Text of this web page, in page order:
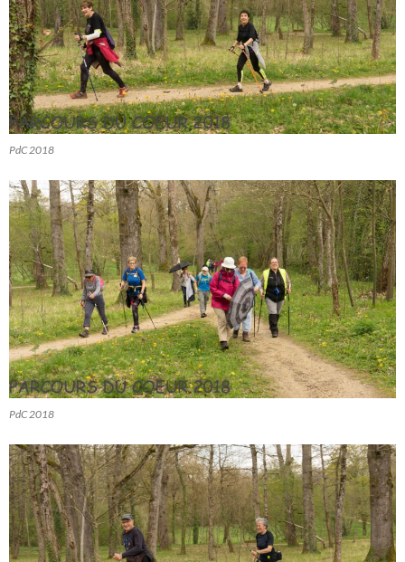
PdC 2018
PdC 2018